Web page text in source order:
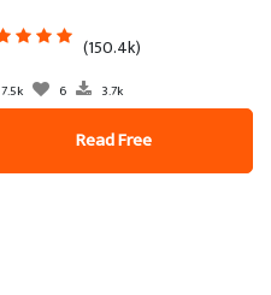
(150.4k)
7.5k 6 3.7k
Read Free